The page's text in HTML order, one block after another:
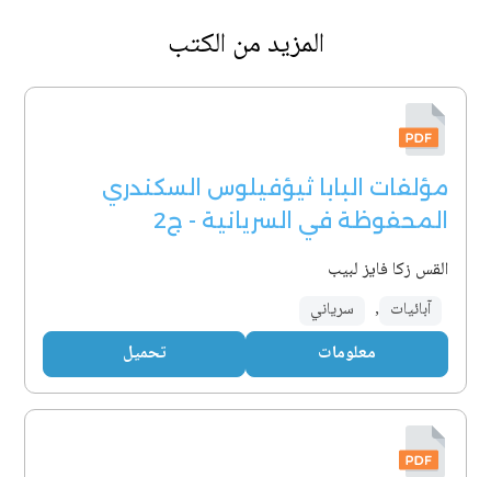
المزيد من الكتب
مؤلفات البابا ثيؤفيلوس السكندري
المحفوظة في السريانية - ج2
القس زكا فايز لبيب
آبائيات , سرياني
معلومات تحميل